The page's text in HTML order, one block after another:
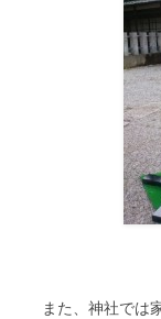
また、神社では